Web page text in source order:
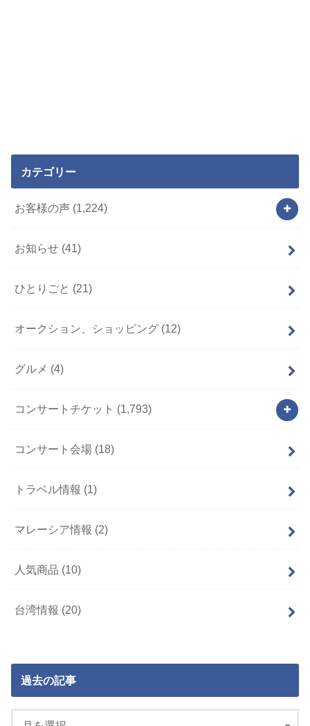
カテゴリー
お客様の声 (1,224)
お知らせ (41)
ひとりごと (21)
オークション、ショッピング (12)
グルメ (4)
コンサートチケット (1,793)
コンサート会場 (18)
トラベル情報 (1)
マレーシア情報 (2)
人気商品 (10)
台湾情報 (20)
過去の記事